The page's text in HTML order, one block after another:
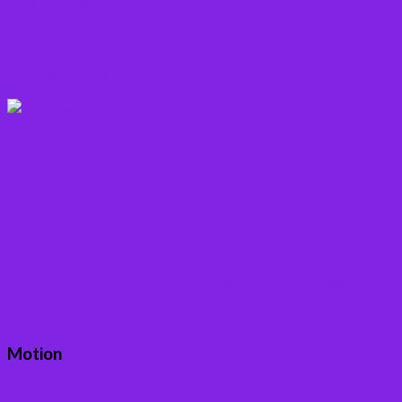
Motion